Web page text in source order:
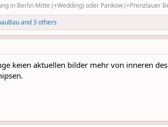
in Berlin Mitte (+Wedding) oder Pankow (+Prenzlauer
and 3 others
keien aktuellen bilder mehr von inneren